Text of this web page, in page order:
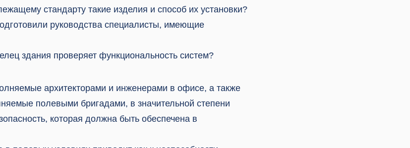
стандарту такие изделия и способ их установки?
руководства специалисты, имеющие
здания проверяет функциональность систем?
архитекторами и инженерами в офисе, а также
полевыми бригадами, в значительной степени
которая должна быть обеспечена в